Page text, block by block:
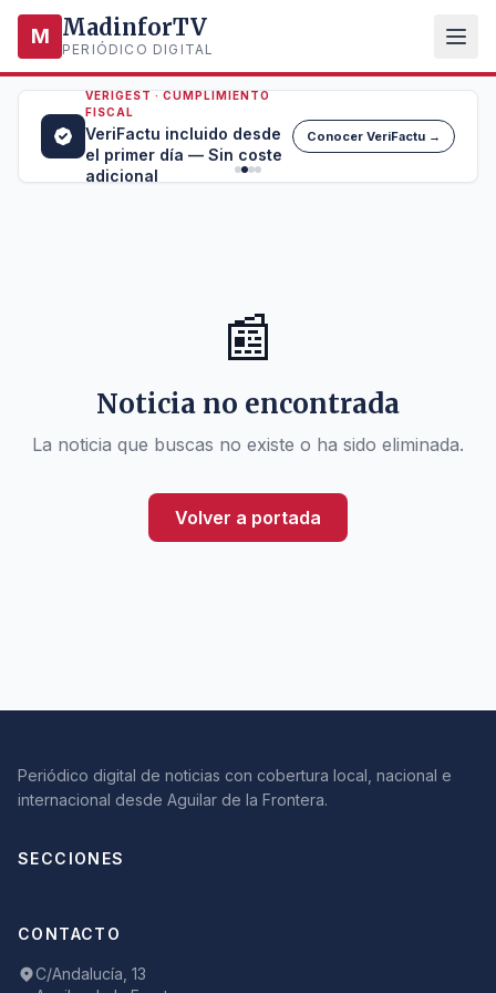
M MadinforTV
PERIÓDICO DIGITAL
VERIGEST · CUMPLIMIENTO
FISCAL
VeriFactu incluido desde
el primer día — Sin coste
adicional
Conocer VeriFactu →
📰
Noticia no encontrada
La noticia que buscas no existe o ha sido eliminada.
Volver a portada
Periódico digital de noticias con cobertura local, nacional e
internacional desde Aguilar de la Frontera.
SECCIONES
CONTACTO
C/Andalucía, 13